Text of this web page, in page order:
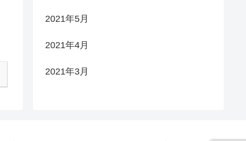
2021年5月
2021年4月
2021年3月